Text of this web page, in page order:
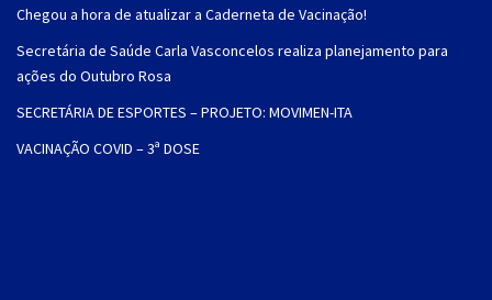
Chegou a hora de atualizar a Caderneta de Vacinação!
Secretária de Saúde Carla Vasconcelos realiza planejamento para
ações do Outubro Rosa
SECRETÁRIA DE ESPORTES – PROJETO: MOVIMEN-ITA
VACINAÇÃO COVID – 3ª DOSE